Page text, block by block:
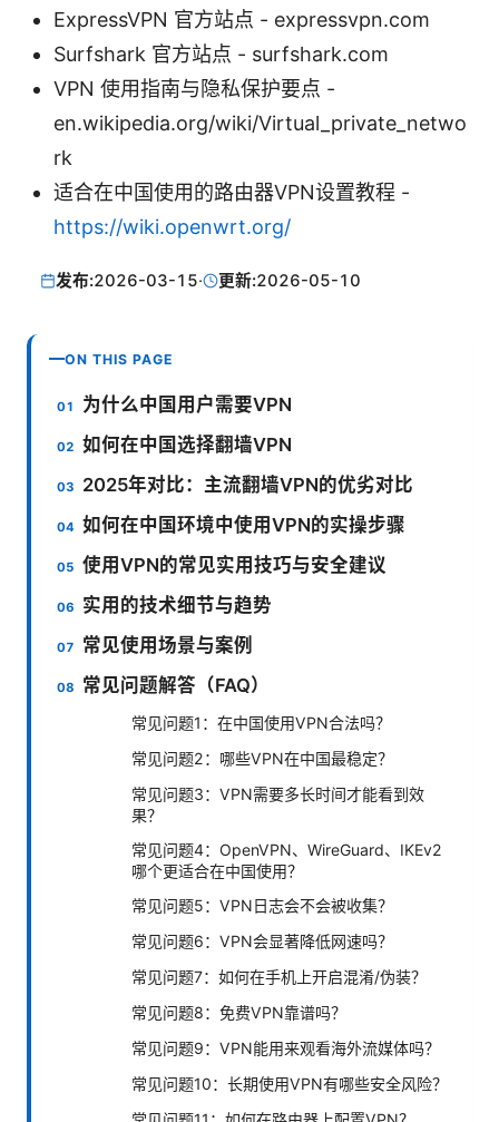
ExpressVPN 官方站点 - expressvpn.com
Surfshark 官方站点 - surfshark.com
VPN 使用指南与隐私保护要点 -
en.wikipedia.org/wiki/Virtual_private_netwo
rk
适合在中国使用的路由器VPN设置教程 -
https://wiki.openwrt.org/
发布:2026-03-15· 更新:2026-05-10
ON THIS PAGE
为什么中国用户需要VPN
如何在中国选择翻墙VPN
2025年对比：主流翻墙VPN的优劣对比
如何在中国环境中使用VPN的实操步骤
使用VPN的常见实用技巧与安全建议
实用的技术细节与趋势
常见使用场景与案例
常见问题解答（FAQ）
常见问题1：在中国使用VPN合法吗？
常见问题2：哪些VPN在中国最稳定？
常见问题3：VPN需要多长时间才能看到效
果？
常见问题4：OpenVPN、WireGuard、IKEv2
哪个更适合在中国使用？
常见问题5：VPN日志会不会被收集？
常见问题6：VPN会显著降低网速吗？
常见问题7：如何在手机上开启混淆/伪装？
常见问题8：免费VPN靠谱吗？
常见问题9：VPN能用来观看海外流媒体吗？
常见问题10：长期使用VPN有哪些安全风险？